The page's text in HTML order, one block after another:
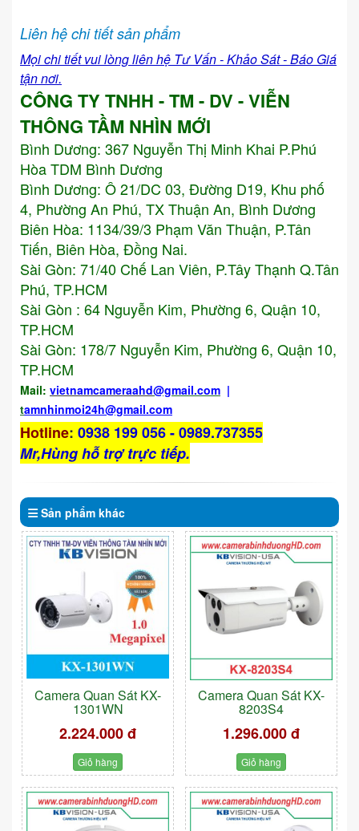
Liên hệ chi tiết sản phẩm
Mọi chi tiết vui lòng liên hệ Tư Vấn - Khảo Sát - Báo Giá
tận nơi.
CÔNG TY TNHH - TM - DV - VIỄN
THÔNG TẦM NHÌN MỚI
Bình Dương: 367 Nguyễn Thị Minh Khai P.Phú
Hòa TDM Bình Dương
Bình Dương: Ô 21/DC 03, Đường D19, Khu phố
4, Phường An Phú, TX Thuận An, Bình Dương
Biên Hòa: 1134/39/3 Phạm Văn Thuận, P.Tân
Tiến, Biên Hòa, Đồng Nai.
Sài Gòn: 71/40 Chế Lan Viên, P.Tây Thạnh Q.Tân
Phú, TP.HCM
Sài Gòn : 64 Nguyễn Kim, Phường 6, Quận 10,
TP.HCM
Sài Gòn: 178/7 Nguyễn Kim, Phường 6, Quận 10,
TP.HCM
Mail: vietnamcameraahd@gmail.com |
tamnhinmoi24h@gmail.com
Hotline: 0938 199 056 - 0989.737355
Mr,Hùng hỗ trợ trực tiếp.
Sản phẩm khác
Camera Quan Sát KX-
1301WN
2.224.000 đ
Giỏ hàng
Camera Quan Sát KX-
8203S4
1.296.000 đ
Giỏ hàng